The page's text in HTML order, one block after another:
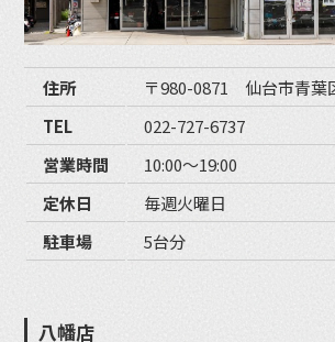
住所
〒980-0871 仙台市青葉
TEL
022-727-6737
営業時間
10:00〜19:00
定休日
毎週火曜日
駐車場
5台分
八幡店